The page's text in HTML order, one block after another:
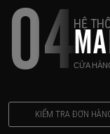
04HỆ
CỬA
KIỂM TRA ĐƠN